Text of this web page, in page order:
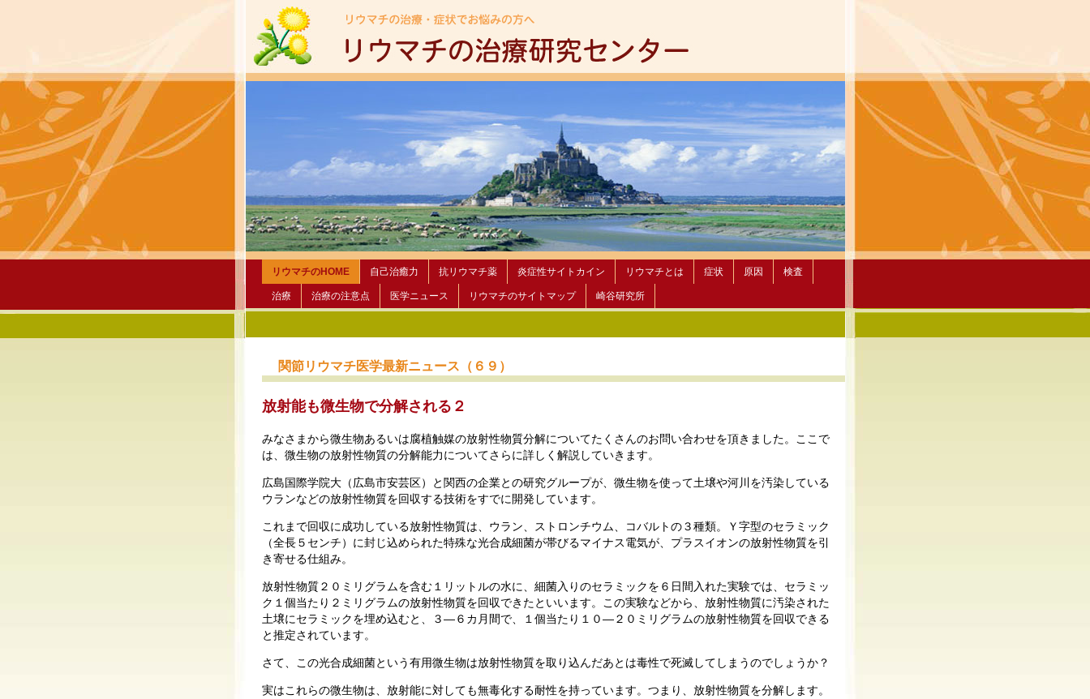
リウマチのHOME 自己治癒力 抗リウマチ薬 炎症性サイトカイン リウマチとは 症状 原因 検査
治療 治療の注意点 医学ニュース リウマチのサイトマップ 崎谷研究所
関節リウマチ医学最新ニュース（６９）
放射能も微生物で分解される２
みなさまから微生物あるいは腐植触媒の放射性物質分解についてたくさんのお問い合わせを頂きました。ここで
は、微生物の放射性物質の分解能力についてさらに詳しく解説していきます。
広島国際学院大（広島市安芸区）と関西の企業との研究グループが、微生物を使って土壌や河川を汚染している
ウランなどの放射性物質を回収する技術をすでに開発しています。
これまで回収に成功している放射性物質は、ウラン、ストロンチウム、コバルトの３種類。Ｙ字型のセラミック
（全長５センチ）に封じ込められた特殊な光合成細菌が帯びるマイナス電気が、プラスイオンの放射性物質を引
き寄せる仕組み。
放射性物質２０ミリグラムを含む１リットルの水に、細菌入りのセラミックを６日間入れた実験では、セラミッ
ク１個当たり２ミリグラムの放射性物質を回収できたといいます。この実験などから、放射性物質に汚染された
土壌にセラミックを埋め込むと、３―６カ月間で、１個当たり１０―２０ミリグラムの放射性物質を回収できる
と推定されています。
さて、この光合成細菌という有用微生物は放射性物質を取り込んだあとは毒性で死滅してしまうのでしょうか？
実はこれらの微生物は、放射能に対しても無毒化する耐性を持っています。つまり、放射性物質を分解します。